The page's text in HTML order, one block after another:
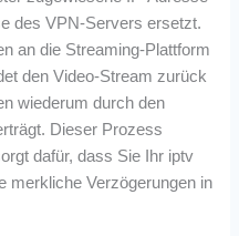
des VPN-Servers ersetzt.
an die Streaming-Plattform
den Video-Stream zurück
wiederum durch den
Dieser Prozess
dafür, dass Sie Ihr iptv
merkliche Verzögerungen in